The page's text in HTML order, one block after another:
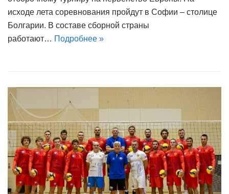
исходе лета соревнования пройдут в Софии – столице
Болгарии. В составе сборной страны
работают… Подробнее »